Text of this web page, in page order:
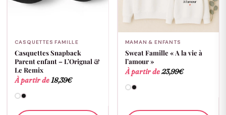
CASQUETTES FAMILLE
Casquettes Snapback
Parent enfant – L’Orignal &
Le Remix
À partir de18,39€
MAMAN & ENFANTS
Sweat Famille « A la vie à
l’amour »
À partir de23,99€